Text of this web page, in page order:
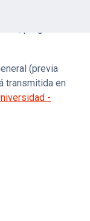
(previa
transmitida en
-